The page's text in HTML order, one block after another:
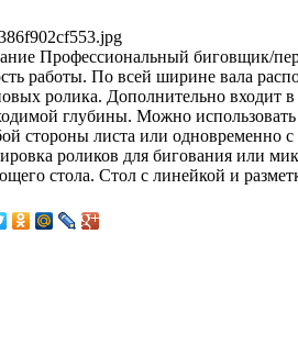
Профессиональный биговщик/
работы. По всей ширине вала
ролика. Дополнительно входит
глубины. Можно
стороны листа или одновременно
роликов для бигования или
стола. Стол с линейкой и